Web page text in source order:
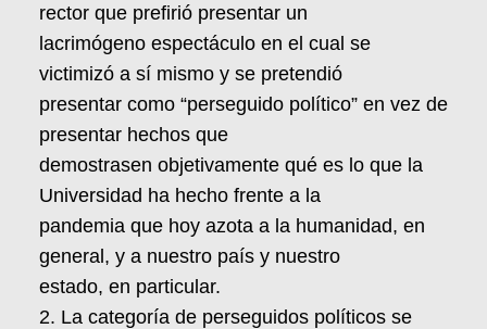
rector que prefirió presentar un
lacrimógeno espectáculo en el cual se
victimizó a sí mismo y se pretendió
presentar como “perseguido político” en vez de
presentar hechos que
demostrasen objetivamente qué es lo que la
Universidad ha hecho frente a la
pandemia que hoy azota a la humanidad, en
general, y a nuestro país y nuestro
estado, en particular.
2. La categoría de perseguidos políticos se